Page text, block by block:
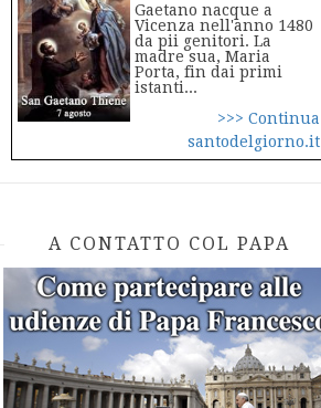
Gaetano nacque a
Vicenza nell'anno 1480
da pii genitori. La
madre sua, Maria
Porta, fin dai primi
istanti...
>>> Continua
santodelgiorno.it
A CONTATTO COL PAPA